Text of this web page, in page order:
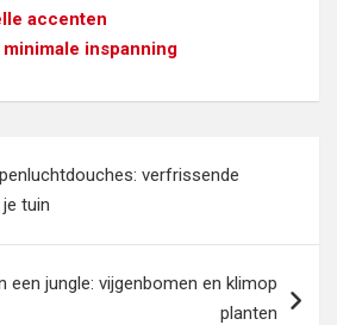
accenten
inspanning
verfrissende
tuin
een jungle: vijgenbomen en klimop
planten